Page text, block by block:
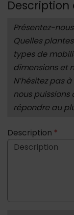
A savoir :
Présentez-
Quelles
types de
dimensions et
N’hésitez pas
nous
répondre au
Description *